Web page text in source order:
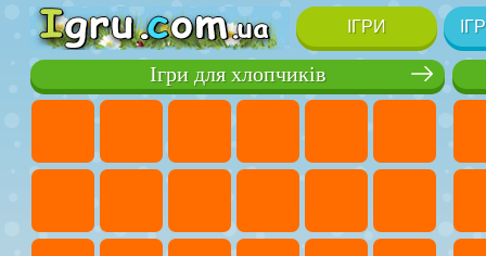
ІГРИ
Ігри для хлопчиків